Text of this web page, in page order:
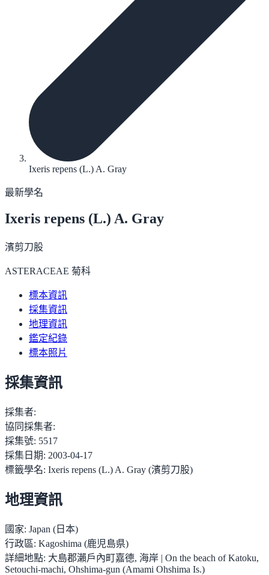
Ixeris repens (L.) A. Gray
最新學名
Ixeris repens (L.) A. Gray
濱剪刀股
ASTERACEAE 菊科
標本資訊
採集資訊
地理資訊
鑑定紀錄
標本照片
採集資訊
採集者:
協同採集者:
採集號: 5517
採集日期: 2003-04-17
標籤學名: Ixeris repens (L.) A. Gray (濱剪刀股)
地理資訊
國家: Japan (日本)
行政區: Kagoshima (鹿児島県)
詳細地點: 大島郡瀨戶內町嘉德, 海岸 | On the beach of Katoku,
Setouchi-machi, Ohshima-gun (Amami Ohshima Is.)